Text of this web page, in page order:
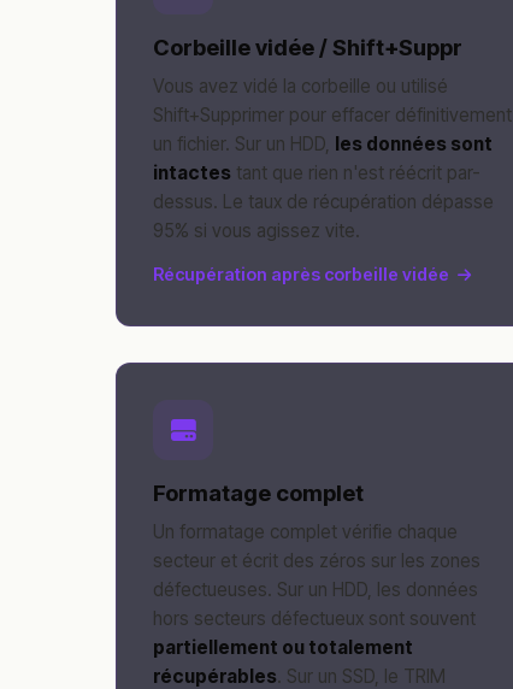
Corbeille vidée / Shift+Suppr
Vous avez vidé la corbeille ou utilisé
Shift+Supprimer pour effacer définitivement
un fichier. Sur un HDD, les données sont
intactes tant que rien n'est réécrit par-
dessus. Le taux de récupération dépasse
95% si vous agissez vite.
Récupération après corbeille vidée
Formatage complet
Un formatage complet vérifie chaque
secteur et écrit des zéros sur les zones
défectueuses. Sur un HDD, les données
hors secteurs défectueux sont souvent
partiellement ou totalement
récupérables. Sur un SSD, le TRIM